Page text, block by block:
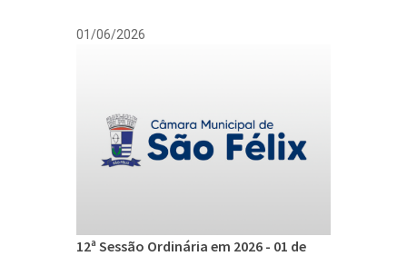
01/06/2026
12ª Sessão Ordinária em 2026 - 01 de